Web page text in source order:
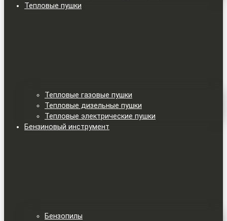
Тепловые пушки
Тепловые газовые пушки
Тепловые дизельные пушки
Тепловые электрические пушки
Бензиновый инструмент
Бензопилы